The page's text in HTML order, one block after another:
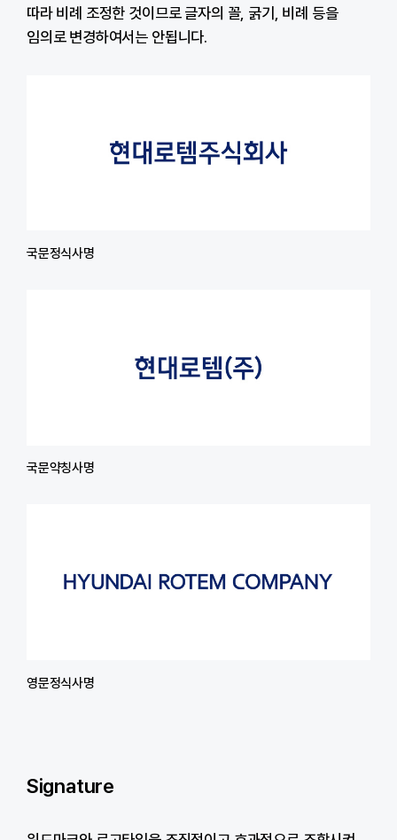
따라 비례 조정한 것이므로 글자의 꼴, 굵기, 비례 등을
임의로 변경하여서는 안됩니다.
국문정식사명
국문약칭사명
영문정식사명
Signature